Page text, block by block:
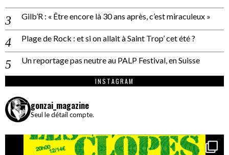
Gilb’R : « Être encore là 30 ans après, c’est miraculeux »
Plage de Rock : et si on allait à Saint Trop’ cet été ?
Un reportage pas neutre au PALP Festival, en Suisse
INSTAGRAM
gonzai_magazine
Seul le détail compte.